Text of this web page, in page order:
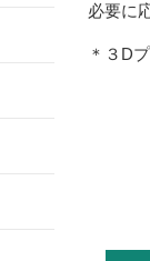
必要に
＊３D